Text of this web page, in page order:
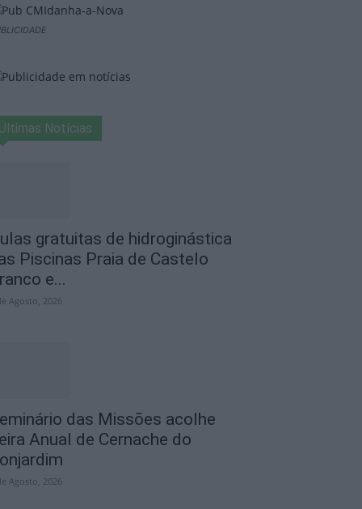
Últimas Notícias
gratuitas de hidroginástica
Piscinas Praia de Castelo
e...
Agosto, 2026
das Missões acolhe
Anual de Cernache do
Agosto, 2026